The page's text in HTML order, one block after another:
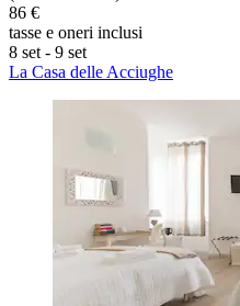
86 €
tasse e oneri inclusi
8 set - 9 set
La Casa delle Acciughe